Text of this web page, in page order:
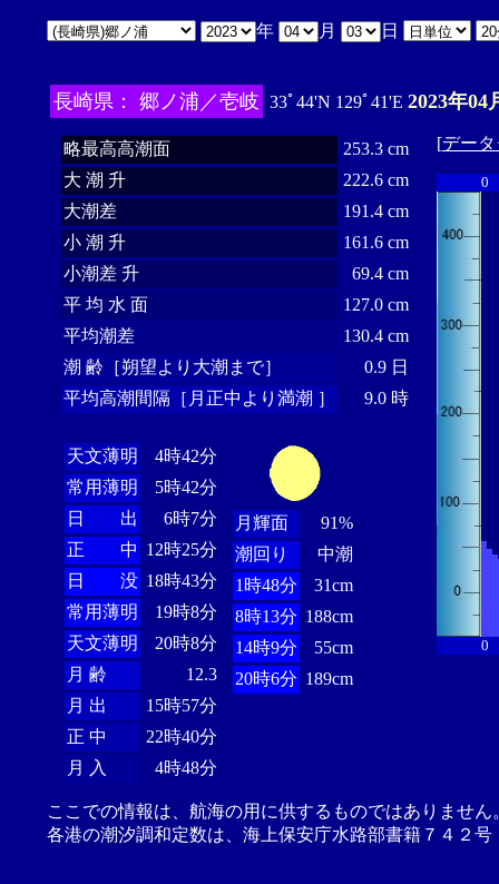
年 月 日
長崎県： 郷ノ浦／壱岐 33ﾟ44'N 129ﾟ41'E 2023年04
略最高高潮面
253.3 cm
大 潮 升
222.6 cm
大潮差
191.4 cm
小 潮 升
161.6 cm
小潮差 升
69.4 cm
平 均 水 面
127.0 cm
平均潮差
130.4 cm
潮 齢［朔望より大潮まで］
0.9 日
平均高潮間隔［月正中より満潮 ］
9.0 時
天文薄明
4時42分
常用薄明
5時42分
日 出
6時7分
正 中 12時25分
日 没 18時43分
常用薄明
19時8分
天文薄明
20時8分
月 齢
12.3
月 出
15時57分
正 中
22時40分
月 入
4時48分
月輝面
91%
潮回り
中潮
1時48分
31cm
8時13分 188cm
14時9分
55cm
20時6分 189cm
[デー
0
0
ここでの情報は、航海の用に供するものではありませ
各港の潮汐調和定数は、海上保安庁水路部書籍７４２